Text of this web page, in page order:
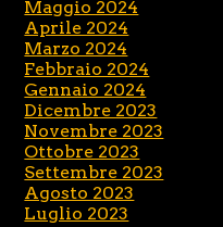
Maggio 2024
Aprile 2024
Marzo 2024
Febbraio 2024
Gennaio 2024
Dicembre 2023
Novembre 2023
Ottobre 2023
Settembre 2023
Agosto 2023
Luglio 2023